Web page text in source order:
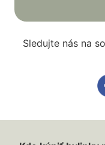
Sledujte nás na